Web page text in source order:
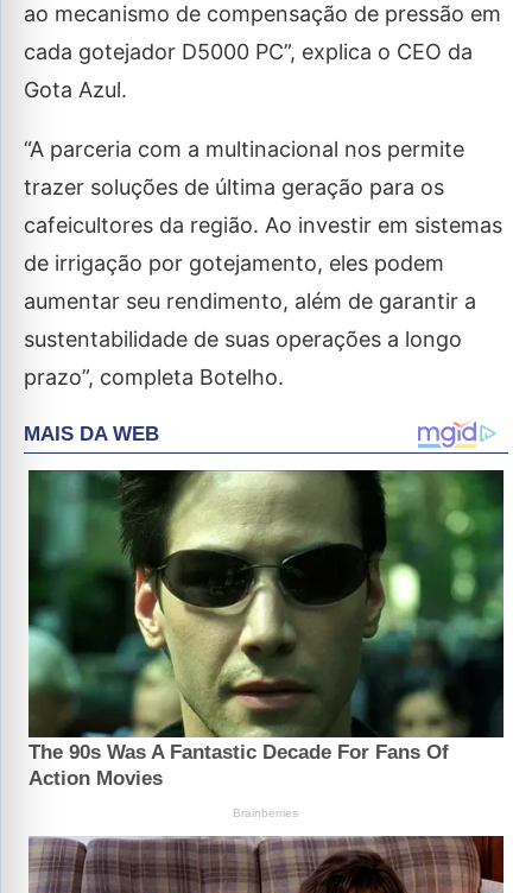
ao mecanismo de compensação de pressão em
cada gotejador D5000 PC”, explica o CEO da
Gota Azul.
“A parceria com a multinacional nos permite
trazer soluções de última geração para os
cafeicultores da região. Ao investir em sistemas
de irrigação por gotejamento, eles podem
aumentar seu rendimento, além de garantir a
sustentabilidade de suas operações a longo
prazo”, completa Botelho.